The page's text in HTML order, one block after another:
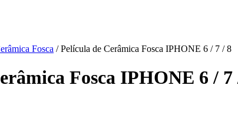
Fosca / Película de Cerâmica Fosca IPHONE 6 / 7 / 8
Fosca IPHONE 6 / 7